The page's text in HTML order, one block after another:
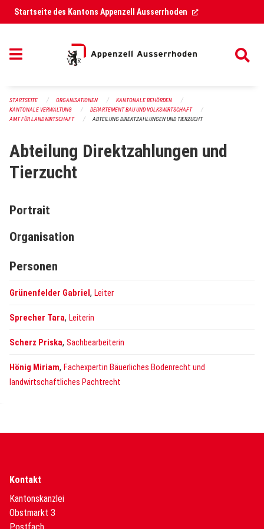
Navigation überspringen
Startseite des Kantons Appenzell Ausserrhoden (External Link)
STARTSEITE ORGANISATIONEN
KANTONALE BEHÖRDEN
KANTONALE VERWALTUNG
DEPARTEMENT BAU UND VOLKSWIRTSCHAFT
AMT FÜR LANDWIRTSCHAFT
ABTEILUNG DIREKTZAHLUNGEN UND TIERZUCHT
Abteilung Direktzahlungen und
Tierzucht
Portrait
Organisation
Personen
Grünenfelder Gabriel , Leiter
Sprecher Tara, Leiterin
Scherz Priska, Sachbearbeiterin
Hönig Miriam, Fachexpertin Bäuerliches Bodenrecht und
landwirtschaftliches Pachtrecht
Kontakt
Kantonskanzlei
Obstmarkt 3
Postfach